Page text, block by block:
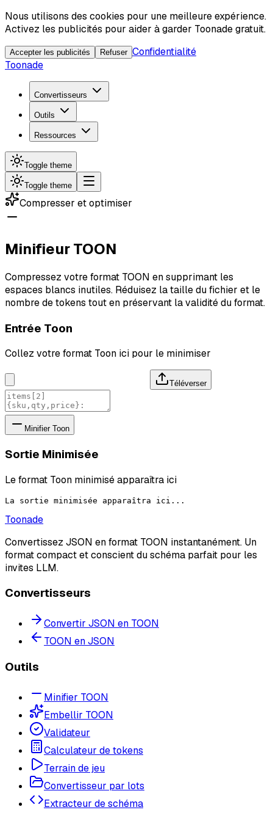
Nous utilisons des cookies pour une meilleure expérience.
Activez les publicités pour aider à garder Toonade gratuit.
Accepter les publicités Refuser Confidentialité
Toonade
Convertisseurs
Outils
Ressources
Toggle theme
Toggle theme
Compresser et optimiser
Minifieur TOON
Compressez votre format TOON en supprimant les
espaces blancs inutiles. Réduisez la taille du fichier et le
nombre de tokens tout en préservant la validité du format.
Entrée Toon
Collez votre format Toon ici pour le minimiser
Téléverser
Minifier Toon
Sortie Minimisée
Le format Toon minimisé apparaîtra ici
La sortie minimisée apparaîtra ici...
Toonade
Convertissez JSON en format TOON instantanément. Un
format compact et conscient du schéma parfait pour les
invites LLM.
Convertisseurs
Convertir JSON en TOON
TOON en JSON
Outils
Minifier TOON
Embellir TOON
Validateur
Calculateur de tokens
Terrain de jeu
Convertisseur par lots
Extracteur de schéma